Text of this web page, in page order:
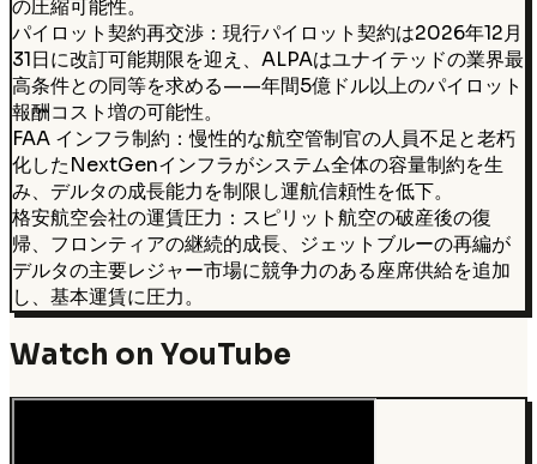
の圧縮可能性。
パイロット契約再交渉：現行パイロット契約は2026年12月
31日に改訂可能期限を迎え、ALPAはユナイテッドの業界最
高条件との同等を求める——年間5億ドル以上のパイロット
報酬コスト増の可能性。
FAA インフラ制約：慢性的な航空管制官の人員不足と老朽
化したNextGenインフラがシステム全体の容量制約を生
み、デルタの成長能力を制限し運航信頼性を低下。
格安航空会社の運賃圧力：スピリット航空の破産後の復
帰、フロンティアの継続的成長、ジェットブルーの再編が
デルタの主要レジャー市場に競争力のある座席供給を追加
し、基本運賃に圧力。
Watch on YouTube